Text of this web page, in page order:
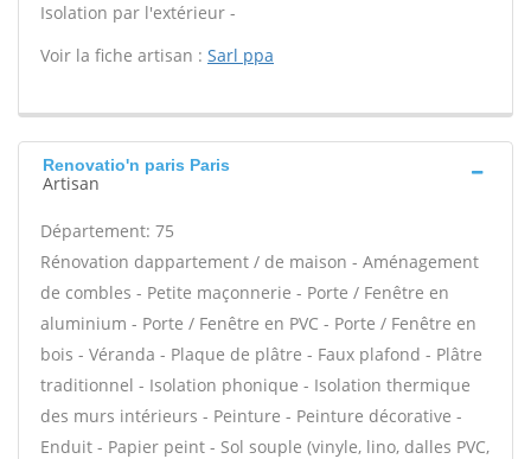
Isolation par l'extérieur -
Voir la fiche artisan : Sarl ppa
Renovatio'n paris Paris
Artisan
Département: 75
Rénovation dappartement / de maison - Aménagement
de combles - Petite maçonnerie - Porte / Fenêtre en
aluminium - Porte / Fenêtre en PVC - Porte / Fenêtre en
bois - Véranda - Plaque de plâtre - Faux plafond - Plâtre
traditionnel - Isolation phonique - Isolation thermique
des murs intérieurs - Peinture - Peinture décorative -
Enduit - Papier peint - Sol souple (vinyle, lino, dalles PVC,